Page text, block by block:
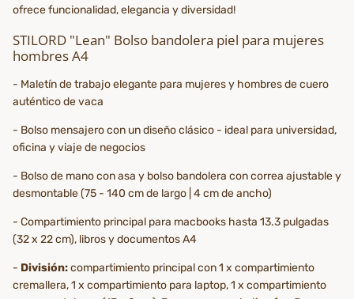
ofrece funcionalidad, elegancia y diversidad!
STILORD "Lean" Bolso bandolera piel para mujeres
hombres A4
- Maletín de trabajo elegante para mujeres y hombres de cuero
auténtico de vaca
- Bolso mensajero con un diseño clásico - ideal para universidad,
oficina y viaje de negocios
- Bolso de mano con asa y bolso bandolera con correa ajustable y
desmontable (75 - 140 cm de largo | 4 cm de ancho)
- Compartimiento principal para macbooks hasta 13.3 pulgadas
(32 x 22 cm), libros y documentos A4
- División:compartimiento principal con 1 x compartimiento
cremallera, 1 x compartimiento para laptop, 1 x compartimiento